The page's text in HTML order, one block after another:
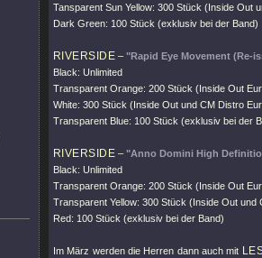
Tansparent Sun Yellow: 300 Stück (Inside Out
Dark Green: 100 Stück (exklusiv bei der Band)
RIVERSIDE –"Rapid Eye Movement (Re-
Black: Unlimited
Transparent Orange: 200 Stück (Inside Out
White: 300 Stück (Inside Out und CM Distro
Transparent Blue: 100 Stück (exklusiv bei der
RIVERSIDE –"Anno Domini High
Black: Unlimited
Transparent Orange: 200 Stück (Inside Out
Transparent Yellow: 300 Stück (Inside Out und
Red: 100 Stück (exklusiv bei der Band)
Im März werden die Herren dann auch mit